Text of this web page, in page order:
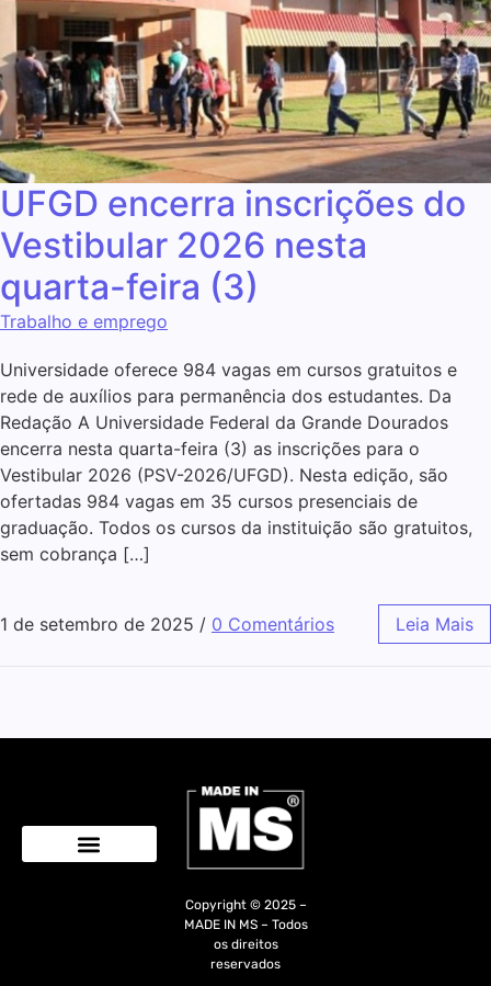
UFGD encerra inscrições do
Vestibular 2026 nesta
quarta-feira (3)
Trabalho e emprego
Universidade oferece 984 vagas em cursos gratuitos e
rede de auxílios para permanência dos estudantes. Da
Redação A Universidade Federal da Grande Dourados
encerra nesta quarta-feira (3) as inscrições para o
Vestibular 2026 (PSV-2026/UFGD). Nesta edição, são
ofertadas 984 vagas em 35 cursos presenciais de
graduação. Todos os cursos da instituição são gratuitos,
sem cobrança […]
1 de setembro de 2025 / 0 Comentários Leia Mais
Copyright © 2025 –
MADE IN MS – Todos
os direitos
reservados